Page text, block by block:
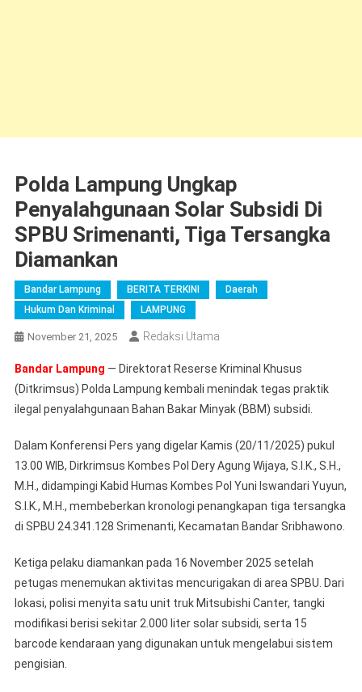
Polda Lampung Ungkap
Penyalahgunaan Solar Subsidi Di
SPBU Srimenanti, Tiga Tersangka
Diamankan
Bandar Lampung BERITA TERKINI
Daerah
Hukum Dan Kriminal
LAMPUNG
November 21, 2025 Redaksi Utama
Bandar Lampung — Direktorat Reserse Kriminal Khusus
(Ditkrimsus) Polda Lampung kembali menindak tegas praktik
ilegal penyalahgunaan Bahan Bakar Minyak (BBM) subsidi.
Dalam Konferensi Pers yang digelar Kamis (20/11/2025) pukul
13.00 WIB, Dirkrimsus Kombes Pol Dery Agung Wijaya, S.I.K., S.H.,
M.H., didampingi Kabid Humas Kombes Pol Yuni Iswandari Yuyun,
S.I.K., M.H., membeberkan kronologi penangkapan tiga tersangka
di SPBU 24.341.128 Srimenanti, Kecamatan Bandar Sribhawono.
Ketiga pelaku diamankan pada 16 November 2025 setelah
petugas menemukan aktivitas mencurigakan di area SPBU. Dari
lokasi, polisi menyita satu unit truk Mitsubishi Canter, tangki
modifikasi berisi sekitar 2.000 liter solar subsidi, serta 15
barcode kendaraan yang digunakan untuk mengelabui sistem
pengisian.